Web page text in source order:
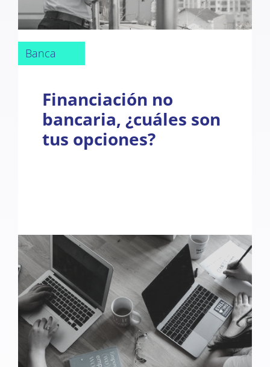
Banca
Financiación no
bancaria, ¿cuáles son
tus opciones?